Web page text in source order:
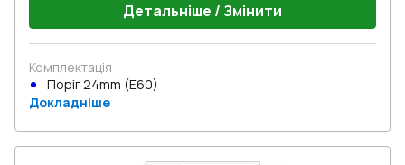
Детальніше / Змінити
Комплектація
Поріг 24mm (E60)
Докладніше